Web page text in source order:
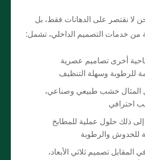
لا نقتصر على الدهانات فقط، بل
من خدمات التصميم الداخلي، تشمل:
أخرى تصاميم عصرية
للرطوبة وسهلة التنظيف
المثال خشب طبيعي وصناعي،
احترافي
إلى ذلك حلول عملية للمطابخ
للخدوش والرطوبة
المقابل تصميم ثلاثي الأبعاد،